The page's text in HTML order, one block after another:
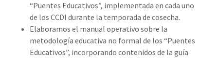
“Puentes Educativos”, implementada en cada uno
de los CCDI durante la temporada de cosecha.
Elaboramos el manual operativo sobre la
metodología educativa no formal de los “Puentes
Educativos”, incorporando contenidos de la guía